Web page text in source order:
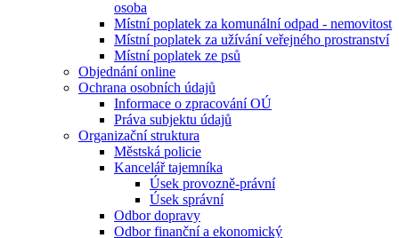
osoba
Místní poplatek za komunální odpad - nemovitost
Místní poplatek za užívání veřejného prostranství
Místní poplatek ze psů
Objednání online
Ochrana osobních údajů
Informace o zpracování OÚ
Práva subjektu údajů
Organizační struktura
Městská policie
Kancelář tajemníka
Úsek provozně-právní
Úsek správní
Odbor dopravy
Odbor finanční a ekonomický